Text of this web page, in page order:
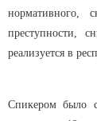
нормативного,
преступности,
реализуется в
Спикером было